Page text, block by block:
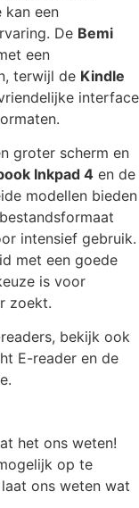
kan een
De Bemi
een
terwijl de Kindle
interface
groter scherm en
Inkpad 4 en de
modellen bieden
intensief gebruik.
met een goede
is voor
zoekt.
bekijk ook
E-reader en de
het ons weten!
op te
ons weten wat